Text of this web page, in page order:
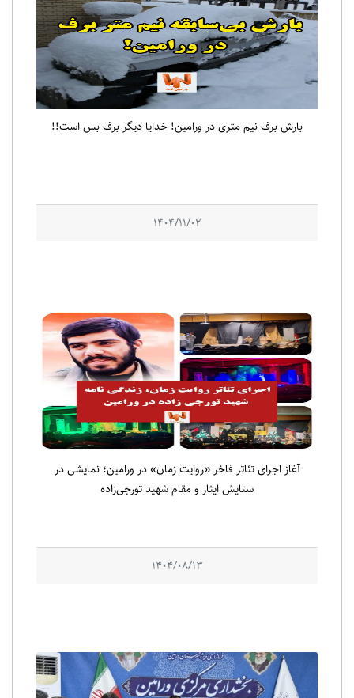
بارش برف نیم متری در ورامین! خدایا دیگر برف بس است!!
1404/11/02
آغاز اجرای تئاتر فاخر «روایت زمان» در ورامین؛ نمایشی در
ستایش ایثار و مقام شهید تورجی‌زاده
1404/08/13